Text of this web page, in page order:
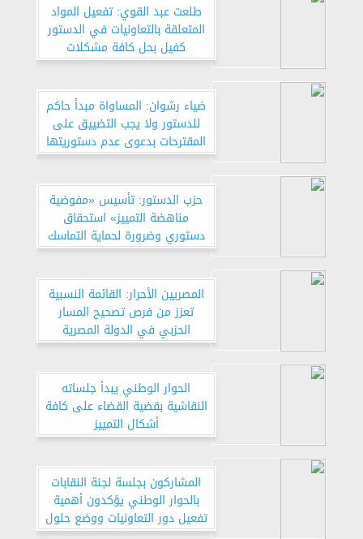
طلعت عبد القوي: تفعيل المواد
المتعلقة بالتعاونيات في الدستور
كفيل بحل كافة مشكلات
التعاونيات
ضياء رشوان: المساواة مبدأ حاكم
للدستور ولا يجب التضييق على
المقترحات بدعوى عدم دستوريتها
حزب الدستور: تأسيس «مفوضية
مناهضة التمييز» استحقاق
دستوري وضرورة لحماية التماسك
المجتمعي والاستقرار
المصريين الأحرار: القائمة النسبية
تعزز من فرص تصحيح المسار
الحزبي في الدولة المصرية
الحوار الوطني يبدأ جلساته
النقاشية بقضية القضاء على كافة
أشكال التمييز
المشاركون بجلسة لجنة النقابات
بالحوار الوطني يؤكدون أهمية
تفعيل دور التعاونيات ووضع حلول